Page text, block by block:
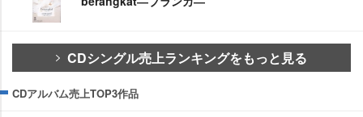
CDシングル売上ランキングをもっと見る
CDアルバム売上TOP3作品